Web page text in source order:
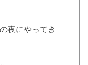
夜にやってき